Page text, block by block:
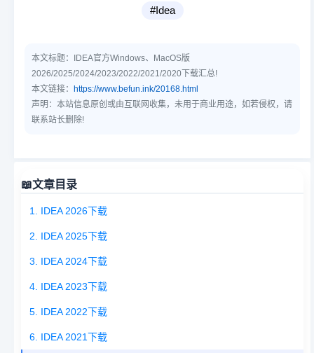
#Idea
本文标题： IDEA官方Windows、MacOS版
2026/2025/2024/2023/2022/2021/2020下载汇总!
本文链接： https://www.befun.ink/20168.html
声明：本站信息原创或由互联网收集，未用于商业用途，如若侵权，请
联系站长删除!
📖文章目录
1. IDEA 2026下载
2. IDEA 2025下载
3. IDEA 2024下载
4. IDEA 2023下载
5. IDEA 2022下载
6. IDEA 2021下载